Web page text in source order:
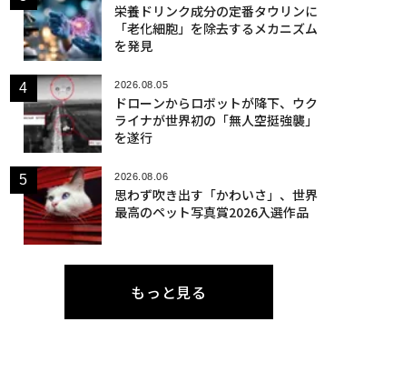
栄養ドリンク成分の定番タウリンに
「老化細胞」を除去するメカニズム
を発見
2026.08.05
ドローンからロボットが降下、ウク
ライナが世界初の「無人空挺強襲」
を遂行
2026.08.06
思わず吹き出す「かわいさ」、世界
最高のペット写真賞2026入選作品
もっと見る